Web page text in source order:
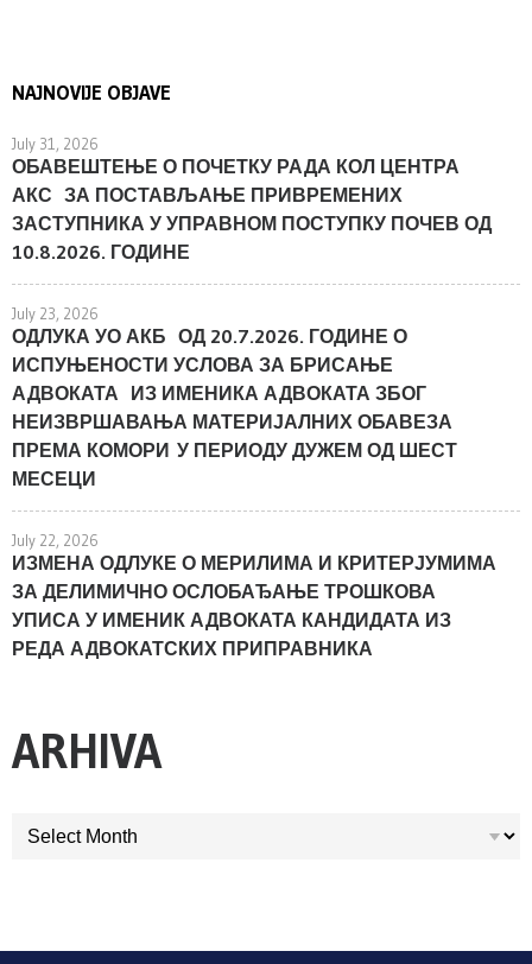
NAJNOVIJE OBJAVE
July 31, 2026
ОБАВЕШТЕЊЕ О ПОЧЕТКУ РАДА КОЛ ЦЕНТРА
АКС ЗА ПОСТАВЉАЊЕ ПРИВРЕМЕНИХ
ЗАСТУПНИКА У УПРАВНОМ ПОСТУПКУ ПОЧЕВ ОД
10.8.2026. ГОДИНЕ
July 23, 2026
ОДЛУКА УО АКБ ОД 20.7.2026. ГОДИНЕ О
ИСПУЊЕНОСТИ УСЛОВА ЗА БРИСАЊЕ
АДВОКАТА ИЗ ИМЕНИКА АДВОКАТА ЗБОГ
НЕИЗВРШАВАЊА МАТЕРИЈАЛНИХ ОБАВЕЗА
ПРЕМА КОМОРИ У ПЕРИОДУ ДУЖЕМ ОД ШЕСТ
МЕСЕЦИ
July 22, 2026
ИЗМЕНА ОДЛУКЕ О МЕРИЛИМА И КРИТЕРЈУМИМА
ЗА ДЕЛИМИЧНО ОСЛОБАЂАЊЕ ТРОШКОВА
УПИСА У ИМЕНИК АДВОКАТА КАНДИДАТА ИЗ
РЕДА АДВОКАТСКИХ ПРИПРАВНИКА
ARHIVA
ARHIVA